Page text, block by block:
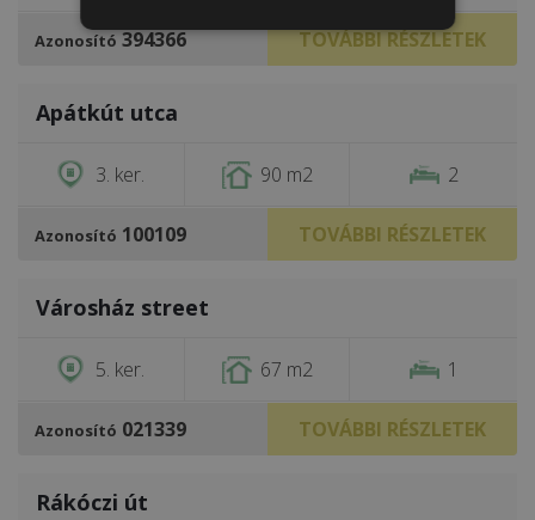
Azonosító394366 TOVÁBBI RÉSZLETEK
Apátkút utca
3. ker. 90 m2 2
Azonosító 100109 TOVÁBBI RÉSZLETEK
Városház street
5. ker. 67 m2 1
Azonosító 021339 TOVÁBBI RÉSZLETEK
Rákóczi út